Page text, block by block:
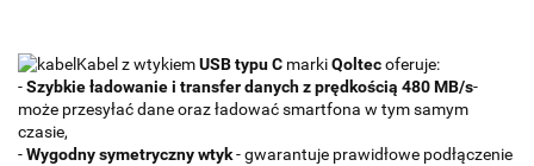
Kabel z wtykiemUSB typu C markiQoltecoferuje:
-Szybkie ładowanie i transfer danych z prędkością 480 MB/s-
może przesyłać dane oraz ładować smartfona w tym samym
czasie,
-Wygodny symetryczny wtyk- gwarantuje prawidłowe podłączenie